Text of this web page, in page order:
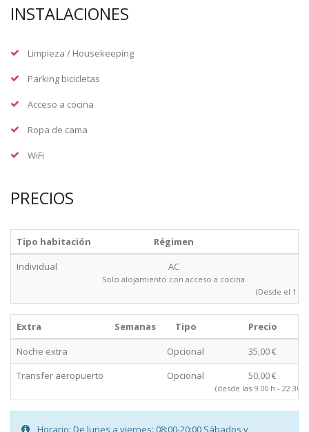
INSTALACIONES
Limpieza / Housekeeping
Parking bicicletas
Acceso a cocina
Ropa de cama
WiFi
PRECIOS
Tipo habitación Régimen
Individual
AC
Solo alojamiento con acceso a cocina
(Desde el 1
Extra Semanas Tipo
Precio
Noche extra
Opcional
35,00 €
Transfer aeropuerto
Opcional 50,00 €
(desde las 9.00 h - 22.30 h)
Horario: De lunes a viernes: 08:00-20:00 Sábados y